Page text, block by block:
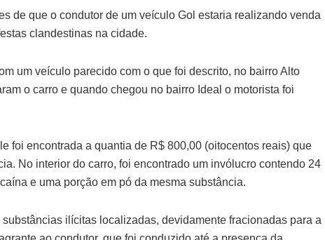
de que o condutor de um veículo Gol estaria realizando venda
clandestinas na cidade.
um veículo parecido com o que foi descrito, no bairro Alto
o carro e quando chegou no bairro Ideal o motorista foi
foi encontrada a quantia de R$ 800,00 (oitocentos reais) que
No interior do carro, foi encontrado um invólucro contendo 24
e uma porção em pó da mesma substância.
ilícitas localizadas, devidamente fracionadas para a